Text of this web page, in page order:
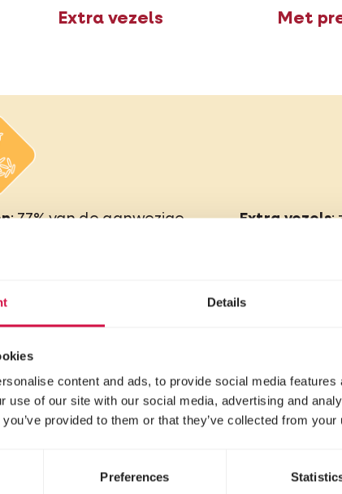
Details
content and ads, to provide social media
use of our site with our social media, advertising and
provided to them or that they’ve collected from
Preferences
Extra vezels Met
: 77% van de aanwezige
Dierlijke eiwitten zijn
dan plantaardige eiwitten
Daarnaast
van de best verteerbare
voor honden.
Extra vezels:
het binden van
lam als